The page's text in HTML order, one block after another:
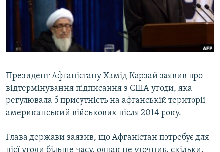
ВІДЕОУРОКИ «ELIFBE»
СВІДЧЕННЯ ОКУПАЦІЇ
УКРАЇНСЬКА ПРОБЛЕМА КРИМУ
Qırımtatar
Усі сайти RFE/RL
Президент Афганістану Хамід Карзай заявив про
відтермінування підписання з США угоди, яка
регулювала б присутність на афганській території
американський військових після 2014 року.
Глава держави заявив, що Афганістан потребує для
цієї угоди більше часу, однак не уточнив, скільки.